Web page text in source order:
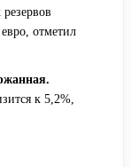
отметил
к 5,2%,